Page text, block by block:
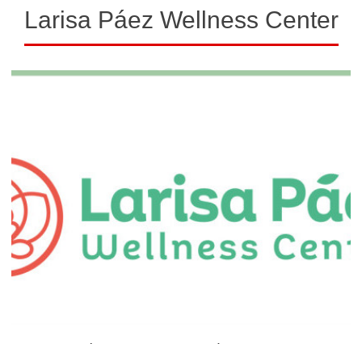
Larisa Páez Wellness Center